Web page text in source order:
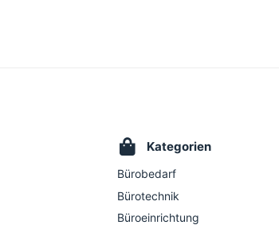
Kategorien
Bürobedarf
Bürotechnik
Büroeinrichtung